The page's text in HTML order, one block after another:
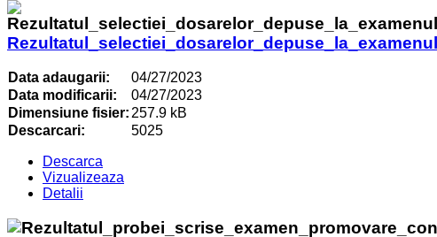
Data adaugarii:
04/27/2023
Data modificarii:
04/27/2023
Dimensiune fisier:257.9 kB
Descarcari:
5025
Descarca
Vizualizeaza
Detalii